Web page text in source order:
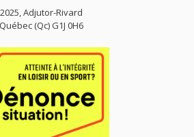
2025, Adjutor-Rivard
Québec (Qc) G1J 0H6